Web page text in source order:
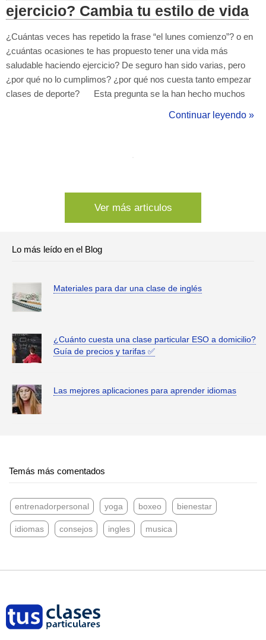
ejercicio? Cambia tu estilo de vida
¿Cuántas veces has repetido la frase “el lunes comienzo”? o en
¿cuántas ocasiones te has propuesto tener una vida más
saludable haciendo ejercicio? De seguro han sido varias, pero
¿por qué no lo cumplimos? ¿por qué nos cuesta tanto empezar
clases de deporte? Esta pregunta se la han hecho muchos
Continuar leyendo »
Ver más articulos
Lo más leído en el Blog
Materiales para dar una clase de inglés
¿Cuánto cuesta una clase particular ESO a domicilio?
Guía de precios y tarifas ✅
Las mejores aplicaciones para aprender idiomas
Temás más comentados
entrenadorpersonal yoga boxeo bienestar
idiomas consejos ingles musica